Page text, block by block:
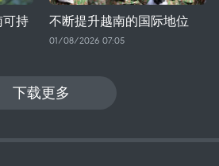
可持
不断提升越南的国际地位
01/08/2026 07:05
下载更多